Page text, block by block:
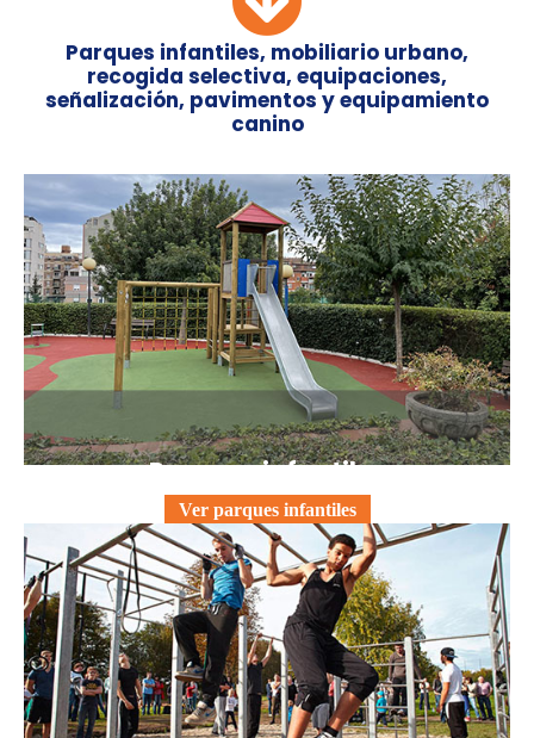
Parques infantiles, mobiliario urbano,
recogida selectiva, equipaciones,
señalización, pavimentos y equipamiento
canino
Parques infantiles
Ver parques infantiles